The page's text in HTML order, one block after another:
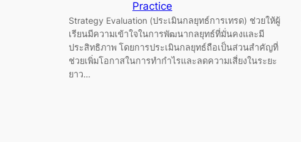
Practice
Strategy Evaluation (ประเมินกลยุทธ์การเทรด) ช่วยให้ผู้
เรียนมีความเข้าใจในการพัฒนากลยุทธ์ที่มั่นคงและมี
ประสิทธิภาพ โดยการประเมินกลยุทธ์ถือเป็นส่วนสำคัญที่
ช่วยเพิ่มโอกาสในการทำกำไรและลดความเสี่ยงในระยะ
ยาว…